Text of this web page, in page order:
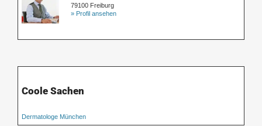
79100 Freiburg
» Profil ansehen
Coole Sachen
Dermatologe München